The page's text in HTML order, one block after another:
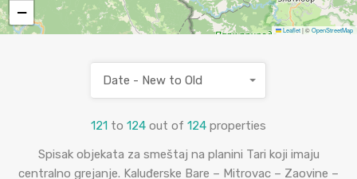
−
Leaflet|©OpenStreetMap
121 to 124 out of 124 properties
Date - New to Old
Spisak objekata za smeštaj na planini Tari koji imaju
centralno grejanje. Kaluđerske Bare – Mitrovac – Zaovine –